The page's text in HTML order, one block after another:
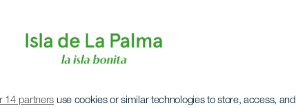
14 partners use cookies or similar technologies to store, access, and